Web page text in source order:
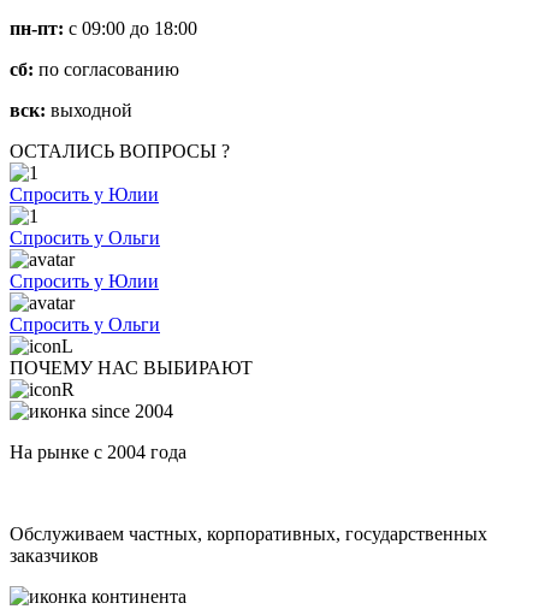
пн-пт: с 09:00 до 18:00
сб: по согласованию
вск: выходной
ОСТАЛИСЬ ВОПРОСЫ ?
Спросить у Юлии
Спросить у Ольги
Спросить у Юлии
Спросить у Ольги
ПОЧЕМУ НАС ВЫБИРАЮТ
На рынке с 2004 года
Обслуживаем частных, корпоративных, государственных
заказчиков